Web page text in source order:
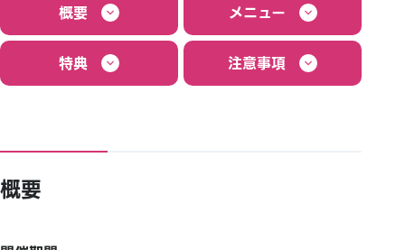
概要 メニュー
特典 注意事項
概要